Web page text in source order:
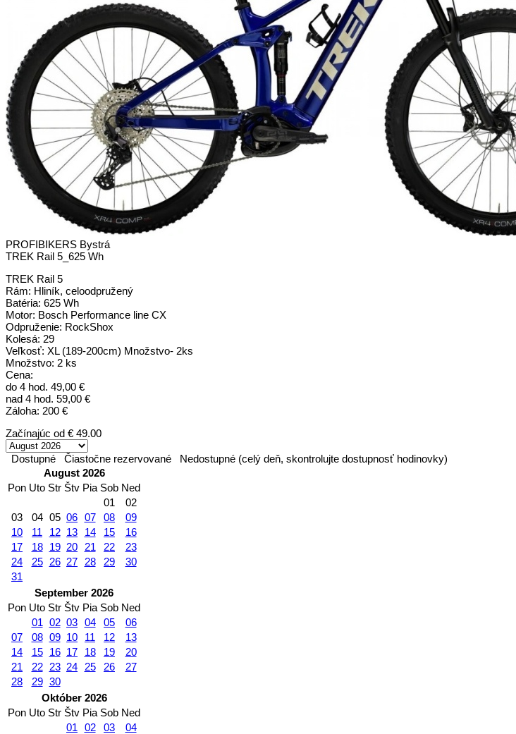
PROFIBIKERS Bystrá
TREK Rail 5_625 Wh
TREK Rail 5
Rám: Hliník, celoodpružený
Batéria: 625 Wh
Motor: Bosch Performance line CX
Odpruženie: RockShox
Kolesá: 29
Veľkosť: XL (189-200cm) Množstvo- 2ks
Množstvo: 2 ks
Cena:
do 4 hod. 49,00 €
nad 4 hod. 59,00 €
Záloha: 200 €
Začínajúc od € 49.00
Dostupné Čiastočne rezervované
Nedostupné (celý deň, skontrolujte dostupnosť hodinovky)
August 2026
Pon Uto Str Štv Pia Sob Ned
01
02
03
04 05 06 07 08
09
10
11 12 13 14 15
16
17
18 19 20 21 22
23
24
25 26 27 28 29
30
31
September 2026
Pon Uto Str Štv Pia Sob Ned
01 02 03 04 05
06
07
08 09 10 11 12
13
14
15 16 17 18 19
20
21
22 23 24 25 26
27
28
29 30
Október 2026
Pon Uto Str Štv Pia Sob Ned
01
02 03
04